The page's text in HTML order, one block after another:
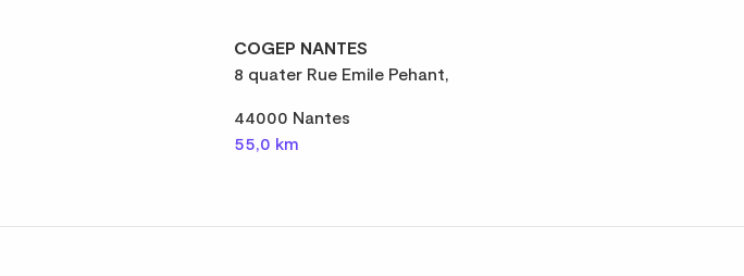
COGEP NANTES
8 quater Rue Emile Pehant,
44000 Nantes
55,0 km